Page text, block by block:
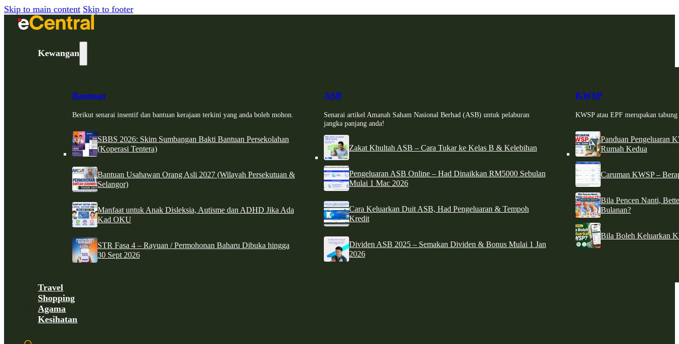
Skip to main content Skip to footer
Kewangan
Bantuan
Berikut senarai insentif dan bantuan kerajaan terkini yang anda boleh mohon.
SBBS 2026: Skim Sumbangan Bakti Bantuan Persekolahan
(Koperasi Tentera)
Bantuan Usahawan Orang Asli 2027 (Wilayah Persekutuan &
Selangor)
Manfaat untuk Anak Disleksia, Autisme dan ADHD Jika Ada
Kad OKU
STR Fasa 4 – Rayuan / Permohonan Baharu Dibuka hingga
30 Sept 2026
ASB
Senarai artikel Amanah Saham Nasional Berhad (ASB) untuk pelaburan
jangka panjang anda!
Zakat Khultah ASB – Cara Tukar ke Kelas B & Kelebihan
Pengeluaran ASB Online – Had Dinaikkan RM5000 Sebulan
Mulai 1 Mac 2026
Cara Keluarkan Duit ASB, Had Pengeluaran & Tempoh
Kredit
Dividen ASB 2025 – Semakan Dividen & Bonus Mulai 1 Jan
2026
KWSP
KWSP atau EPF merupakan
Panduan Pengeluaran
Rumah Kedua
Caruman KWSP –
Bila Pencen Nanti,
Bulanan?
Bila Boleh Keluarkan
Travel
Shopping
Agama
Kesihatan